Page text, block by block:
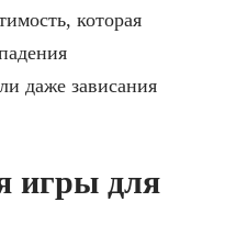
которая
даже зависания
игры для